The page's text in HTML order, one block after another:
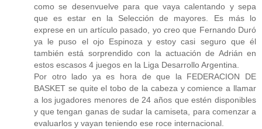
como se desenvuelve para que vaya calentando y sepa
que es estar en la Selección de mayores. Es más lo
exprese en un artículo pasado, yo creo que Fernando Duró
ya le puso el ojo Espinoza y estoy casi seguro que él
también está sorprendido con la actuación de Adrián en
estos escasos 4 juegos en la Liga Desarrollo Argentina.
Por otro lado ya es hora de que la FEDERACION DE
BASKET se quite el tobo de la cabeza y comience a llamar
a los jugadores menores de 24 años que estén disponibles
y que tengan ganas de sudar la camiseta, para comenzar a
evaluarlos y vayan teniendo ese roce internacional.